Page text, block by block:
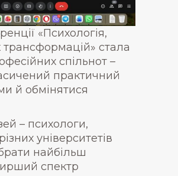
«Психологія,
трансформацій» стала
спільнот –
практичний
й обмінятися
– психологи,
університетів
найбільш
спектр